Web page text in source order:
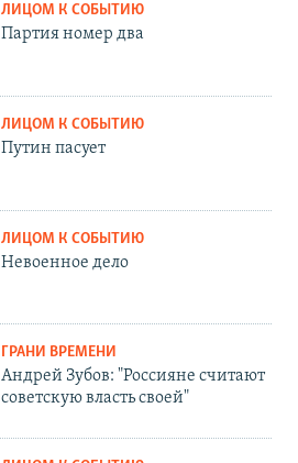
ЛИЦОМ К СОБЫТИЮ
Партия номер два
ЛИЦОМ К СОБЫТИЮ
Путин пасует
ЛИЦОМ К СОБЫТИЮ
Невоенное дело
ГРАНИ ВРЕМЕНИ
Андрей Зубов: "Россияне считают
советскую власть своей"